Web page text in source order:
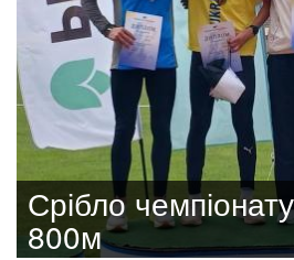
Срібло
800м